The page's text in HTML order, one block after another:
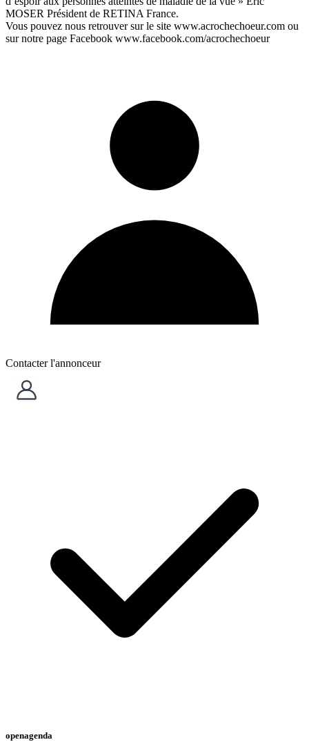
MOSER Président de RETINA France.
Vous pouvez nous retrouver sur le site www.acrochechoeur.com ou
sur notre page Facebook www.facebook.com/acrochechoeur
Contacter l'annonceur
openagenda